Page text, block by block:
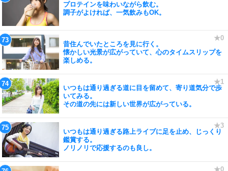
プロテインを味わいながら飲む。
調子がよければ、一気飲みもOK。
昔住んでいたところを見に行く。
懐かしい光景が広がっていて、心のタイムスリップを
楽しめる。
いつもは通り過ぎる道に目を留めて、寄り道気分で歩
いてみる。
その道の先には新しい世界が広がっている。
いつもは通り過ぎる路上ライブに足を止め、じっくり
鑑賞する。
ノリノリで応援するのも良し。